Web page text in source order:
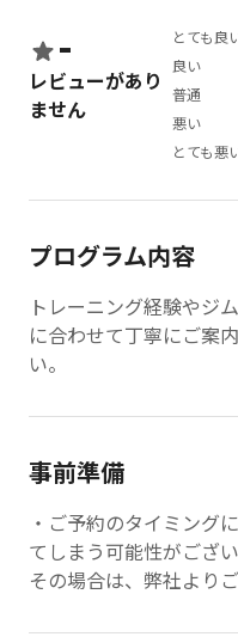
-
レビューがあり
ません
とても良
良い
普通
悪い
とても悪
プログラム内容
トレーニング経験やジ
に合わせて丁寧にご案
い。
事前準備
・ご予約のタイミング
てしまう可能性がござい
その場合は、弊社より